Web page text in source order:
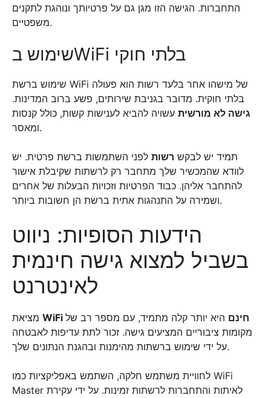
התחברות. הגישה הזו מגן גם על פרטיותך ונוהגת לתקנים
משפטיים.
שימוש בWiFi בלתי חוקי
שימוש ברשת WiFi של מישהו אחר בלעד רשות הוא פעולה
בלתי חוקית. מדובר בגניבת שירותים, פשע ברוב המדינות.
גישה לא מורשית עשויה להביא לענישות קשות, כולל קנסות
ומאסר.
תמיד יש לבקש רשות לפני השתמשות ברשת פרטית. יש
לוודא שהמכשיר שלך מתחבר רק לרשתות שקיבלת אישור
להתחבר אליהן. כבוד הפרטיות וזכויות הבעלות של אחרים
ושמירה על התנהגות אתית ברשת הן חשובות ביותר.
הידעות הסופיות: ניווט
בשביל למצוא גישה חינמית
לאינטרנט
WiFi חינם היא יותר קלה מתמיד, עם מספר רב של
מקומות ציבוריים המציעים גישה. זכור לתת עדיפות לאבטחה
על ידי שימוש ברשתות מהימנות ובהגנת הנתונים שלך.
לחוויית משתמש חלקה, השתמש באפליקציות כמו WiFi
Master לאיתות והתחברות לרשתות זמינות. על ידי עקירת